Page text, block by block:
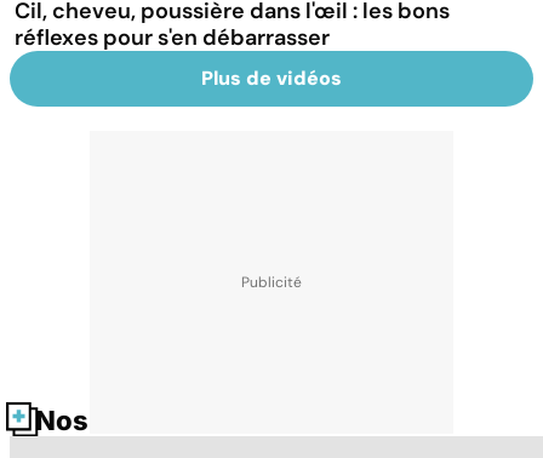
Cil, cheveu, poussière dans l'œil : les bons
réflexes pour s'en débarrasser
Plus de vidéos
Nos fiches santé